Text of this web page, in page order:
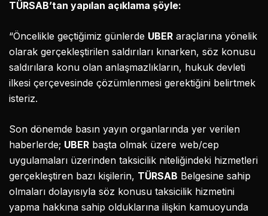
TÜRSAB’tan yapılan açıklama şöyle:
“Öncelikle geçtiğimiz günlerde UBER araçlarına yönelik
olarak gerçekleştirilen saldırıları kınarken, söz konusu
saldırılara konu olan anlaşmazlıkların, hukuk devleti
ilkesi çerçevesinde çözümlenmesi gerektiğini belirtmek
isteriz.
Son dönemde basın yayın organlarında yer verilen
haberlerde; UBER başta olmak üzere web/cep
uygulamaları üzerinden taksicilik niteliğindeki hizmetleri
gerçekleştiren bazı kişilerin, TÜRSAB Belgesine sahip
olmaları dolayısıyla söz konusu taksicilik hizmetini
yapma hakkına sahip olduklarına ilişkin kamuoyunda